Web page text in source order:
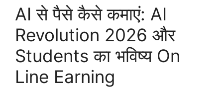
AI से पैसे कैसे कमाएं: AI
Revolution 2026 और
Students का भविष्य On
Line Earning